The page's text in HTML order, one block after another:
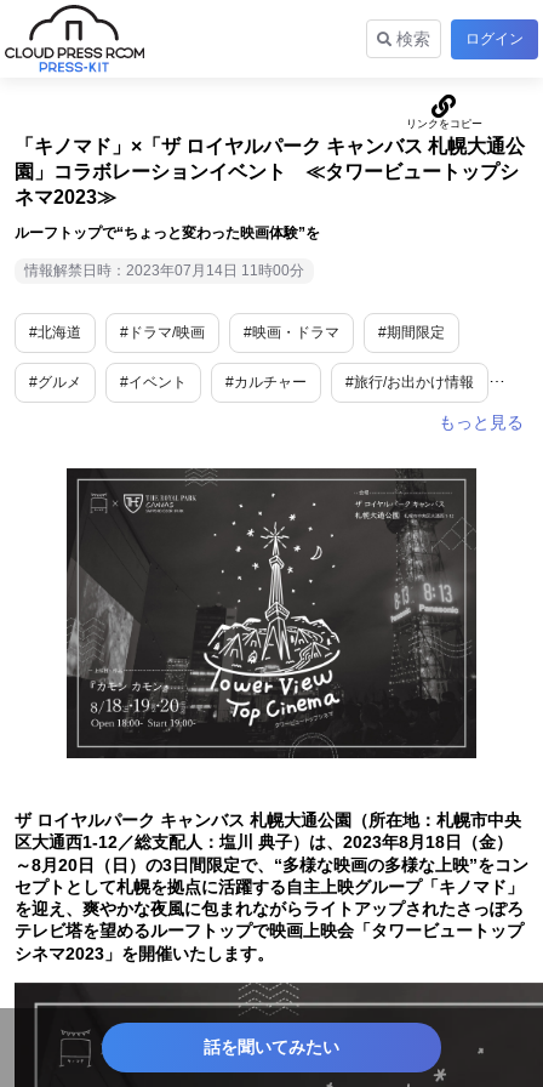
検索 ログイン
「キノマド」×「ザ ロイヤルパーク キャンバス 札幌大通公
園」コラボレーションイベント ≪タワービュートップシ
ネマ2023≫
ルーフトップで“ちょっと変わった映画体験”を
情報解禁日時：2023年07月14日 11時00分
#北海道 #ドラマ/映画 #映画・ドラマ #期間限定
#グルメ #イベント #カルチャー #旅行/お出かけ情報
ザ ロイヤルパーク キャンバス 札幌大通公園（所在地：札幌市中央
区大通西1-12／総支配人：塩川 典子）は、2023年8月18日（金）
～8月20日（日）の3日間限定で、“多様な映画の多様な上映”をコン
セプトとして札幌を拠点に活躍する自主上映グループ「キノマド」
を迎え、爽やかな夜風に包まれながらライトアップされたさっぽろ
テレビ塔を望めるルーフトップで映画上映会「タワービュートップ
シネマ2023」を開催いたします。
話を聞いてみたい